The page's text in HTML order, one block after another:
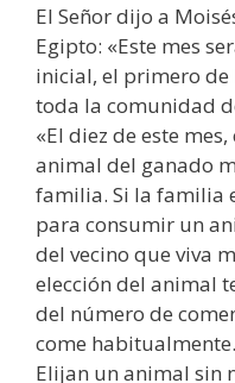
El Señor dijo a
Egipto: «Este mes
inicial, el primero de
toda la comunidad
«El diez de este
animal del ganado
familia. Si la familia
para consumir un
del vecino que viva
elección del animal
del número de
come habitualmente.
Elijan un animal sin